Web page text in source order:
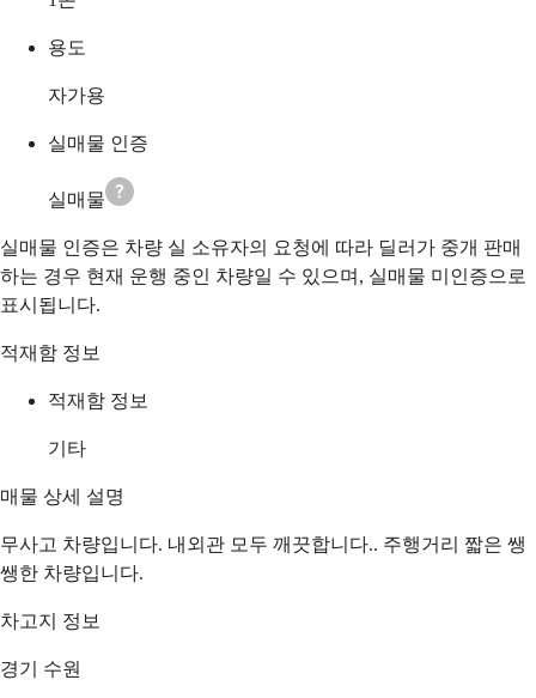
용도
자가용
실매물 인증
실매물
실매물 인증은 차량 실 소유자의 요청에 따라 딜러가 중개 판매
하는 경우 현재 운행 중인 차량일 수 있으며, 실매물 미인증으로
표시됩니다.
적재함 정보
적재함 정보
기타
매물 상세 설명
무사고 차량입니다. 내외관 모두 깨끗합니다.. 주행거리 짧은 쌩
쌩한 차량입니다.
차고지 정보
경기 수원